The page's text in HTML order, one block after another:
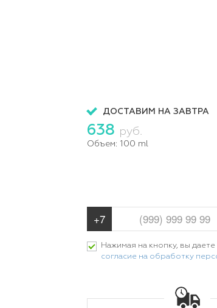
ДОСТАВИМ НА ЗАВТРА
638 руб.
Объем: 100 ml
Нажимая на кнопку, вы даете
согласие на обработку